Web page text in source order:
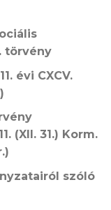
törvény
évi CXCV.
(XII. 31.) Korm.
szóló